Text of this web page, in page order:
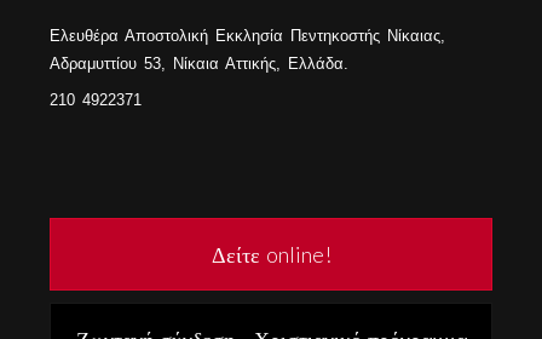
Ελευθέρα Αποστολική Εκκλησία Πεντηκοστής Νίκαιας,
Αδραμυττίου 53, Νίκαια Αττικής, Ελλάδα.
210 4922371
Δείτε online!